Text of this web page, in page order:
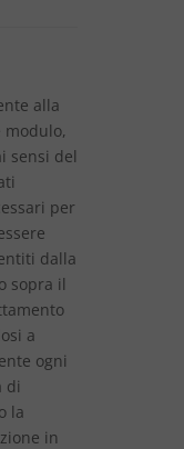
alla
modulo,
sensi del
per
dalla
sopra il
a
ogni
di
la
in